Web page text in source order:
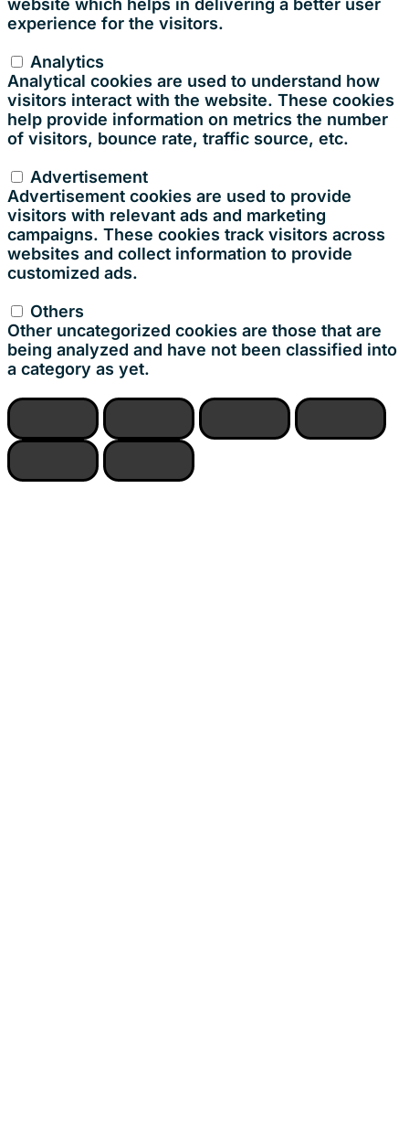
website which helps in delivering a better user
experience for the visitors.
Analytics
Analytical cookies are used to understand how
visitors interact with the website. These cookies
help provide information on metrics the number
of visitors, bounce rate, traffic source, etc.
Advertisement
Advertisement cookies are used to provide
visitors with relevant ads and marketing
campaigns. These cookies track visitors across
websites and collect information to provide
customized ads.
Others
Other uncategorized cookies are those that are
being analyzed and have not been classified into
a category as yet.